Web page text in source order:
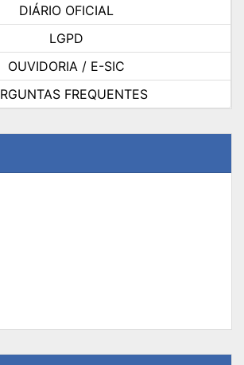
DIÁRIO OFICIAL
LGPD
OUVIDORIA / E-SIC
FREQUENTES